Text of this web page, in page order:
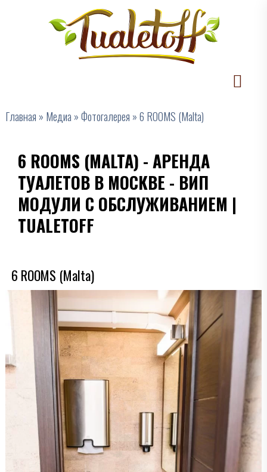
Главная » Медиа »Фотогалерея »6 ROOMS (Malta)
6 ROOMS (MALTA) - АРЕНДА
ТУАЛЕТОВ В МОСКВЕ - ВИП
МОДУЛИ С ОБСЛУЖИВАНИЕМ |
TUALETOFF
6 ROOMS (Malta)